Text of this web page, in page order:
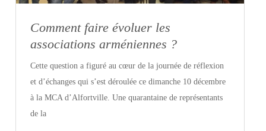
Comment faire évoluer les
associations arméniennes ?
Cette question a figuré au cœur de la journée de réflexion
et d’échanges qui s’est déroulée ce dimanche 10 décembre
à la MCA d’Alfortville. Une quarantaine de représentants
de la